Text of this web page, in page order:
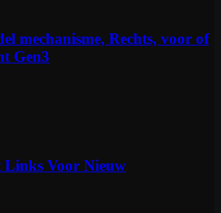
mechanisme, Rechts, voor of
Gen3
Links Voor Nieuw